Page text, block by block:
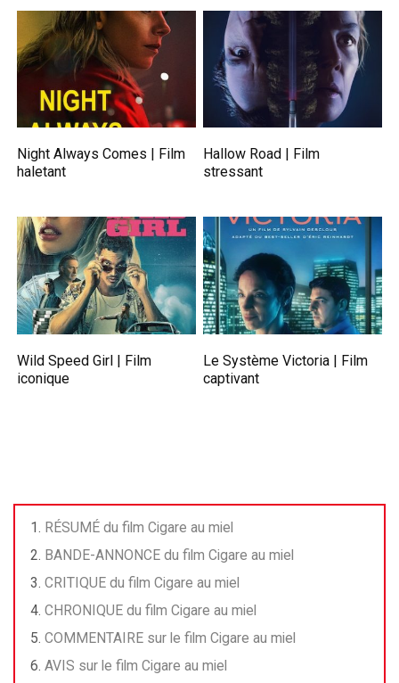
Night Always Comes | Film
haletant
Hallow Road | Film
stressant
Wild Speed Girl | Film
iconique
Le Système Victoria | Film
captivant
RÉSUMÉ du film Cigare au miel
BANDE-ANNONCE du film Cigare au miel
CRITIQUE du film Cigare au miel
CHRONIQUE du film Cigare au miel
COMMENTAIRE sur le film Cigare au miel
AVIS sur le film Cigare au miel